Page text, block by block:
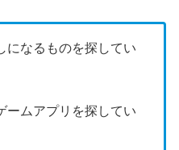
になるものを探してい
ームアプリを探してい